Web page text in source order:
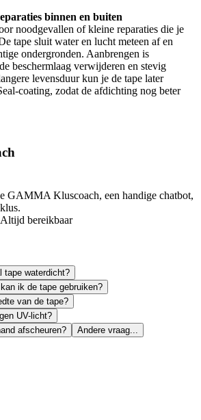
binnen en buiten
noodgevallen of kleine reparaties die je
tape sluit water en lucht meteen af en
ondergronden. Aanbrengen is
beschermlaag verwijderen en stevig
levensduur kun je de tape later
coating, zodat de afdichting nog beter
GAMMA Kluscoach, een handige chatbot,
bereikbaar
tape waterdicht?
ik de tape gebruiken?
van de tape?
UV-licht?
afscheuren?
Andere vraag...